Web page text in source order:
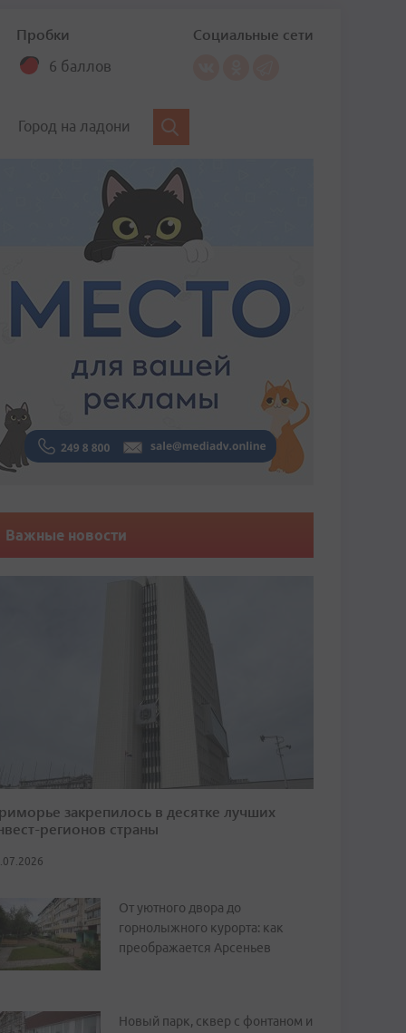
Пробки
6 баллов
Социальные сети
Город на ладони
Важные новости
закрепилось в десятке лучших
регионов страны
От уютного двора до
горнолыжного курорта: как
преображается Арсеньев
Новый парк, сквер с фонтаном и